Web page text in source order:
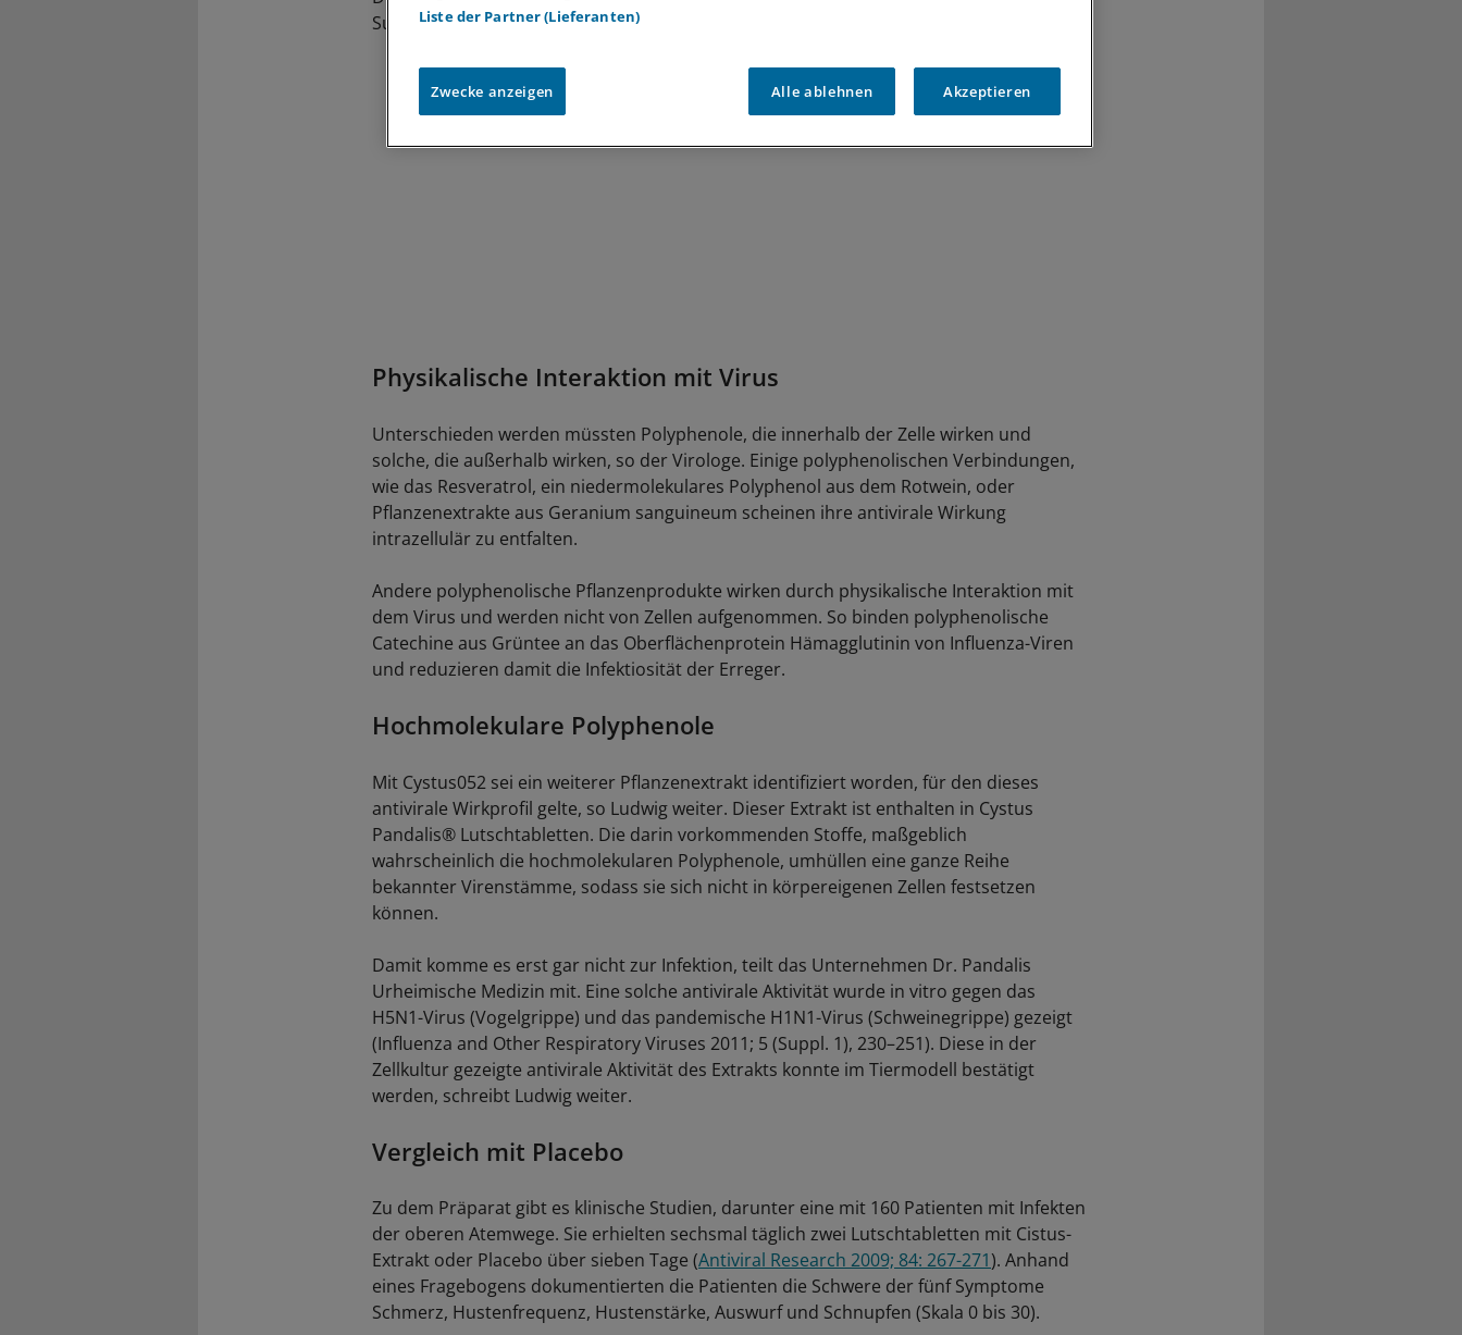
Substanzen.
Physikalische Interaktion mit Virus
Unterschieden werden müssten Polyphenole, die innerhalb der Zelle wirken und
solche, die außerhalb wirken, so der Virologe. Einige polyphenolischen Verbindungen,
wie das Resveratrol, ein niedermolekulares Polyphenol aus dem Rotwein, oder
Pflanzenextrakte aus Geranium sanguineum scheinen ihre antivirale Wirkung
intrazellulär zu entfalten.
Andere polyphenolische Pflanzenprodukte wirken durch physikalische Interaktion mit
dem Virus und werden nicht von Zellen aufgenommen. So binden polyphenolische
Catechine aus Grüntee an das Oberflächenprotein Hämagglutinin von Influenza-Viren
und reduzieren damit die Infektiosität der Erreger.
Hochmolekulare Polyphenole
Mit Cystus052 sei ein weiterer Pflanzenextrakt identifiziert worden, für den dieses
antivirale Wirkprofil gelte, so Ludwig weiter. Dieser Extrakt ist enthalten in Cystus
Pandalis® Lutschtabletten. Die darin vorkommenden Stoffe, maßgeblich
wahrscheinlich die hochmolekularen Polyphenole, umhüllen eine ganze Reihe
bekannter Virenstämme, sodass sie sich nicht in körpereigenen Zellen festsetzen
können.
Damit komme es erst gar nicht zur Infektion, teilt das Unternehmen Dr. Pandalis
Urheimische Medizin mit. Eine solche antivirale Aktivität wurde in vitro gegen das
H5N1-Virus (Vogelgrippe) und das pandemische H1N1-Virus (Schweinegrippe) gezeigt
(Influenza and Other Respiratory Viruses 2011; 5 (Suppl. 1), 230–251). Diese in der
Zellkultur gezeigte antivirale Aktivität des Extrakts konnte im Tiermodell bestätigt
werden, schreibt Ludwig weiter.
Vergleich mit Placebo
Zu dem Präparat gibt es klinische Studien, darunter eine mit 160 Patienten mit Infekten
der oberen Atemwege. Sie erhielten sechsmal täglich zwei Lutschtabletten mit Cistus-
Extrakt oder Placebo über sieben Tage (Antiviral Research 2009; 84: 267-271). Anhand
eines Fragebogens dokumentierten die Patienten die Schwere der fünf Symptome
Schmerz, Hustenfrequenz, Hustenstärke, Auswurf und Schnupfen (Skala 0 bis 30).
Liste der Partner (Lieferanten)
Zwecke anzeigen Alle ablehnen Akzeptieren